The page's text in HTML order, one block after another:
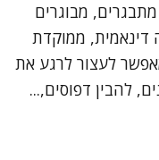
מתבגרים, מבוגרים
דינאמית, ממוקדת
לעצור לרגע את
להבין דפוסים,...